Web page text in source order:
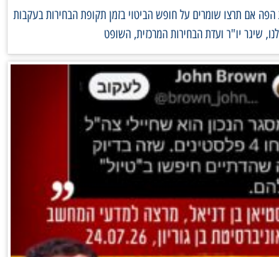
לערוץ 14 את הפה אם תרצו שומרים על חופש הביטוי בזמן תקופת הבחירות בעקבות
שיגר יו"ר ועדת הבחירות המרכזית, השופט